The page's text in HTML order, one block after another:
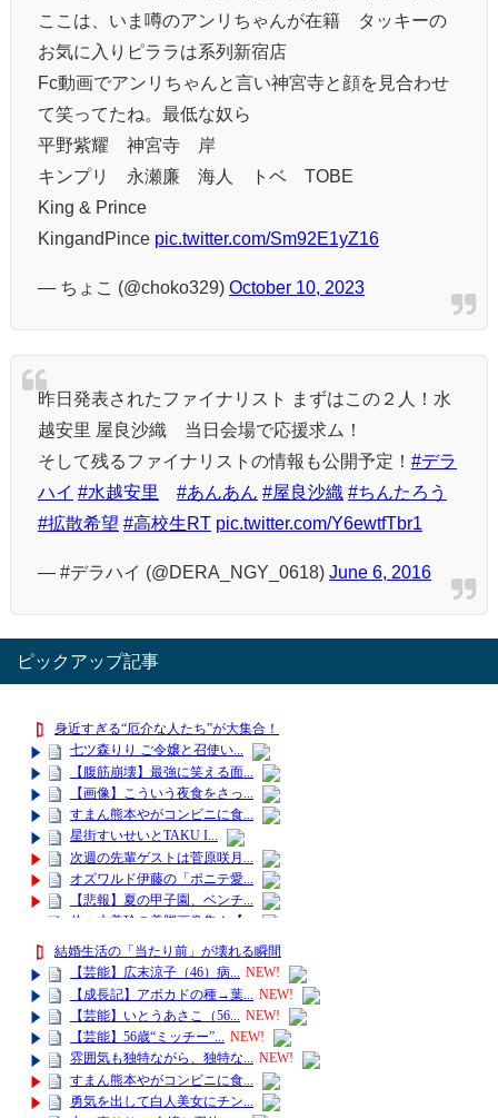
ここは、いま噂のアンリちゃんが在籍 タッキーの
お気に入りピララは系列新宿店
Fc動画でアンリちゃんと言い神宮寺と顔を見合わせ
て笑ってたね。最低な奴ら
平野紫耀 神宮寺 岸
キンプリ 永瀬廉 海人 トベ TOBE
King & Prince
KingandPince pic.twitter.com/Sm92E1yZ16
— ちょこ (@choko329) October 10, 2023
昨日発表されたファイナリスト まずはこの２人！水
越安里 屋良沙織 当日会場で応援求ム！
そして残るファイナリストの情報も公開予定！ #デラ
ハイ #水越安里 #あんあん #屋良沙織 #ちんたろう
#拡散希望 #高校生RT pic.twitter.com/Y6ewtfTbr1
— #デラハイ (@DERA_NGY_0618) June 6, 2016
ピックアップ記事